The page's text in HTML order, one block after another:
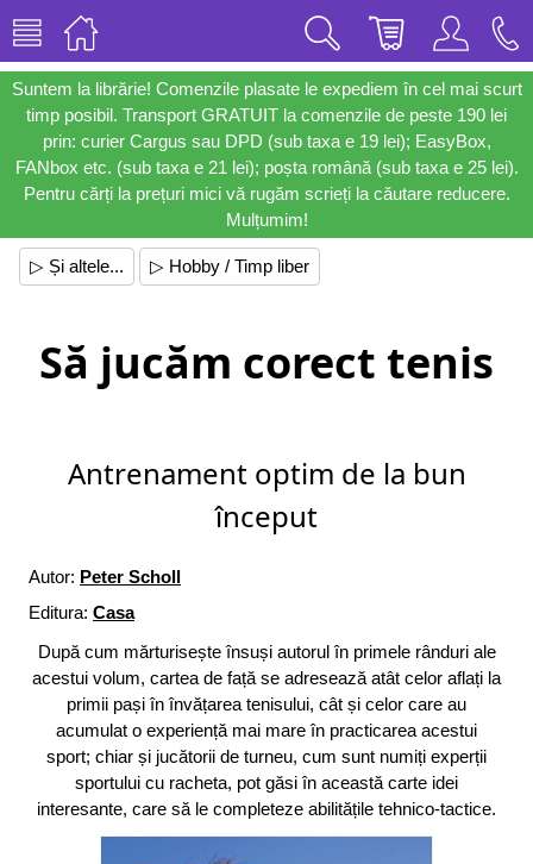
Suntem la librărie! Comenzile plasate le expediem în cel mai scurt
timp posibil. Transport GRATUIT la comenzile de peste 190 lei
prin: curier Cargus sau DPD (sub taxa e 19 lei); EasyBox,
FANbox etc. (sub taxa e 21 lei); poșta română (sub taxa e 25 lei).
Pentru cărți la prețuri mici vă rugăm scrieți la căutare reducere.
Mulțumim!
▷ Și altele... ▷ Hobby / Timp liber
Să jucăm corect tenis
Antrenament optim de la bun
început
Autor: Peter Scholl
Editura: Casa
După cum mărturisește însuși autorul în primele rânduri ale
acestui volum, cartea de față se adresează atât celor aflați la
primii pași în învățarea tenisului, cât și celor care au
acumulat o experiență mai mare în practicarea acestui
sport; chiar și jucătorii de turneu, cum sunt numiți experții
sportului cu racheta, pot găsi în această carte idei
interesante, care să le completeze abilitățile tehnico-tactice.